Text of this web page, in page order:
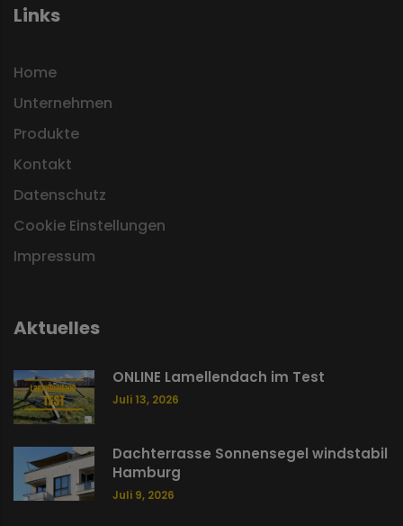
Links
Home
Unternehmen
Produkte
Kontakt
Datenschutz
Cookie Einstellungen
Impressum
Aktuelles
ONLINE Lamellendach im Test
Juli 13, 2026
Dachterrasse Sonnensegel windstabil
Hamburg
Juli 9, 2026